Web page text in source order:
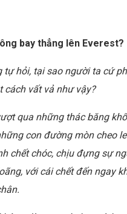
bay thẳng lên Everest?
tự hỏi, tại sao người ta cứ
cách vất vả như vậy?
qua những thác băng
con đường mòn cheo
chết chóc, chịu đựng sự
với cái chết đến ngay